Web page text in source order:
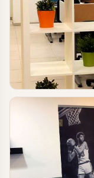
קיר בעסקים
הייטק – מדבקות מדיה